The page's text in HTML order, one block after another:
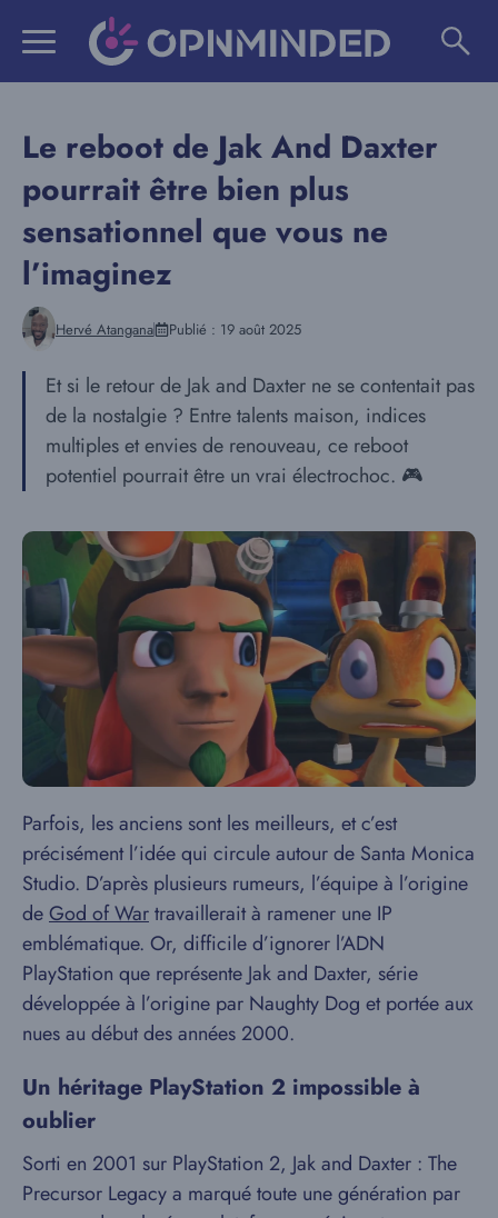
Le reboot de Jak And Daxter
pourrait être bien plus
sensationnel que vous ne
l’imaginez
Hervé Atangana Publié : 19 août 2025
Et si le retour de Jak and Daxter ne se contentait pas
de la nostalgie ? Entre talents maison, indices
multiples et envies de renouveau, ce reboot
potentiel pourrait être un vrai électrochoc. 🎮
Parfois, les anciens sont les meilleurs, et c’est
précisément l’idée qui circule autour de Santa Monica
Studio. D’après plusieurs rumeurs, l’équipe à l’origine
deGod of Wartravaillerait à ramener une IP
emblématique. Or, difficile d’ignorer l’ADN
PlayStation que représente Jak and Daxter, série
développée à l’origine par Naughty Dog et portée aux
nues au début des années 2000.
Un héritage PlayStation 2 impossible à
oublier
Sorti en 2001 sur PlayStation 2, Jak and Daxter : The
Precursor Legacy a marqué toute une génération par